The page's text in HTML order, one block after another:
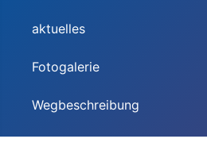
aktuelles
Fotogalerie
Wegbeschreibung